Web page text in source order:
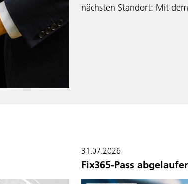
nächsten Standort: Mit
31.07.2026
Fix365-Pass